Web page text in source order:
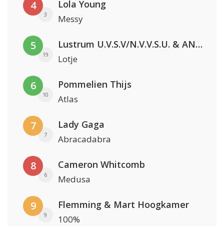
4
3
Lola Young
Messy
5
19
Lustrum U.V.S.V/N.V.V.S.U. & ANNO ONS & Jopke van Dobbenburgh & Roeland Beelen
Lotje
6
10
Pommelien Thijs
Atlas
7
7
Lady Gaga
Abracadabra
8
6
Cameron Whitcomb
Medusa
9
9
Flemming & Mart Hoogkamer
100%